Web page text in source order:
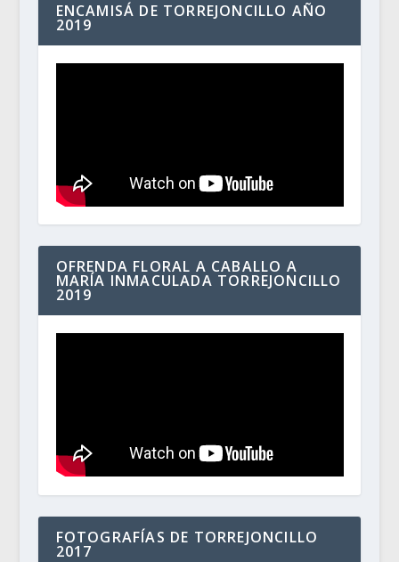
ENCAMISÁ DE TORREJONCILLO AÑO
2019
OFRENDA FLORAL A CABALLO A
MARÍA INMACULADA TORREJONCILLO
2019
FOTOGRAFÍAS DE TORREJONCILLO
2017